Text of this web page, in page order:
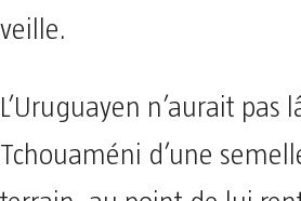
veille.
L’Uruguayen n’aurait pas
Tchouaméni d’une